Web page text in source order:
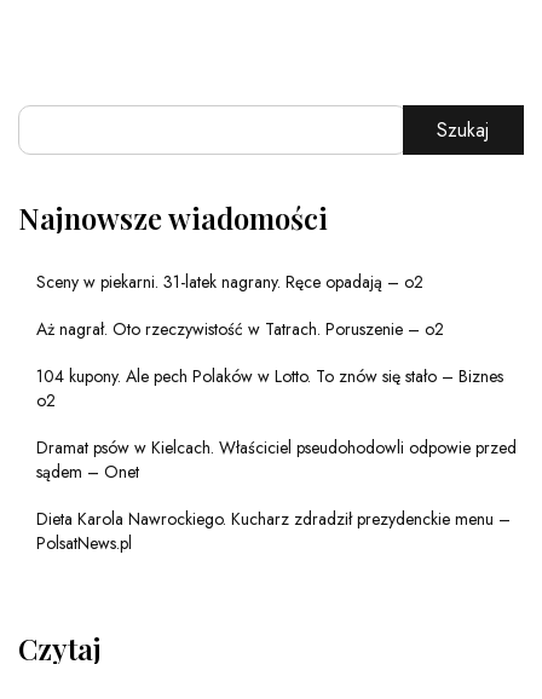
Szukaj
Najnowsze wiadomości
Sceny w piekarni. 31-latek nagrany. Ręce opadają – o2
Aż nagrał. Oto rzeczywistość w Tatrach. Poruszenie – o2
104 kupony. Ale pech Polaków w Lotto. To znów się stało – Biznes
o2
Dramat psów w Kielcach. Właściciel pseudohodowli odpowie przed
sądem – Onet
Dieta Karola Nawrockiego. Kucharz zdradził prezydenckie menu –
PolsatNews.pl
Czytaj